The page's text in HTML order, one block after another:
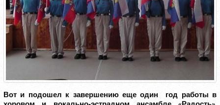
Вот и подошел к завершению еще один год работы в